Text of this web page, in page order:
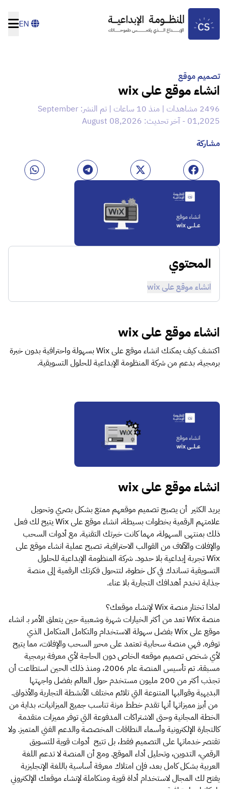
تصميم موقع
انشاء موقع على wix
2496 مشاهدات | منذ 10 ساعات | تم النشر: September
01,2025 - آخر تحديث: August 08,2026
مشاركة
المحتوي
انشاء موقع على wix
انشاء موقع على wix
اكتشف كيف يمكنك انشاء موقع على Wix بسهولة واحترافية بدون خبرة
برمجية، بدعم من شركة المنظومة الإبداعية للحلول التسويقية.
انشاء موقع على wix
يريد الكثير أن يصبح تصميم موقعهم ممتع بشكل بصري وتحويل
علامتهم الرقمية بخطوات بسيطة، انشاء موقع على Wix يتيح لك فعل
ذلك بمنتهى السهولة، مهما كانت خبرتك التقنية. مع أدوات السحب
والإفلات والآلاف من القوالب الاحترافية، تصبح عملية انشاء موقع على
Wix تجربة إبداعية بلا حدود. شركة المنظومة الإبداعية للحلول
التسويقية تساندك في كل خطوة، لتتحول فكرتك الرقمية إلى منصة
جذابة تخدم أهدافك التجارية بلا عناء.
لماذا تختار منصة Wix لإنشاء موقعك؟
منصة Wix تعد من أكثر الخيارات شهرة وشعبية حين يتعلق الأمر بـ انشاء
موقع على Wix بفضل سهولة الاستخدام والتكامل المتكامل الذي
توفره. فهي منصة سحابية تعتمد على محرر السحب والإفلات، مما يتيح
لأي شخص تصميم موقعه الخاص دون الحاجة لأي معرفة برمجية
مسبقة. تم تأسيس المنصة عام 2006، ومنذ ذلك الحين استطاعت أن
تجذب أكثر من 200 مليون مستخدم حول العالم بفضل واجهتها
البديهية وقوالبها المتنوعة التي تلائم مختلف الأنشطة التجارية والأذواق.
من أبرز مميزاتها أنها تقدم خطط مرنة تناسب جميع الميزانيات، بداية من
الخطة المجانية وحتى الاشتراكات المدفوعة التي توفر مميزات متقدمة
كالتجارة الإلكترونية وأسماء النطاقات المخصصة والدعم الفني المتميز. ولا
تقتصر خدماتها على التصميم فقط، بل تتيح أدوات قوية للتسويق
الرقمي، التدوين، وتحليل أداء الموقع. ومع أن المنصة لا تدعم اللغة
العربية بشكل كامل بعد، فإن امتلاك معرفة أساسية باللغة الإنجليزية
يفتح لك المجال لاستخدام أداة قوية ومتكاملة لإنشاء موقعك الإلكتروني